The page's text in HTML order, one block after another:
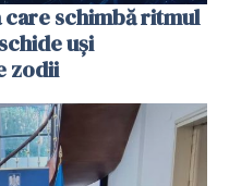
care schimbă ritmul
uși
zodii